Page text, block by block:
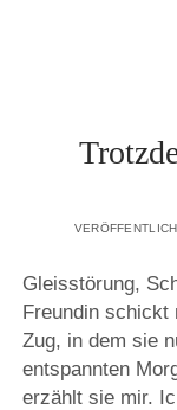
Gleisstörung,
Freundin schickt
Zug, in dem sie
entspannten
erzählt sie mir.